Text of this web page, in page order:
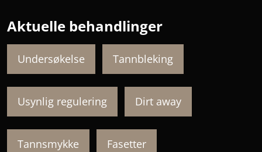
Aktuelle behandlinger
Undersøkelse Tannbleking
Usynlig regulering Dirt away
Tannsmykke Fasetter